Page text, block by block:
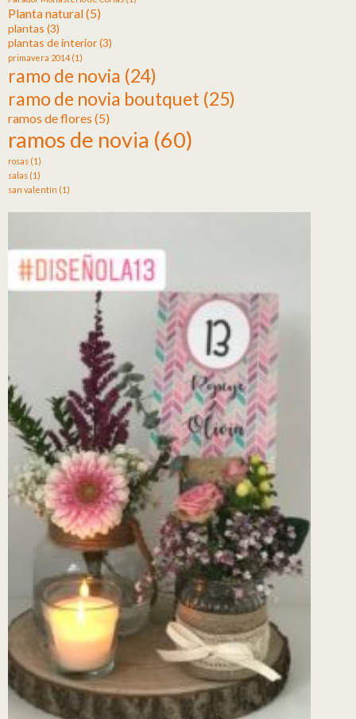
Planta natural(5)
plantas (3)
plantas de interior(3)
primavera 2014(1)
ramo de novia (24)
ramo de novia boutquet (25)
ramos de flores (5)
ramos de novia (60)
rosas (1)
salas (1)
san valentín (1)